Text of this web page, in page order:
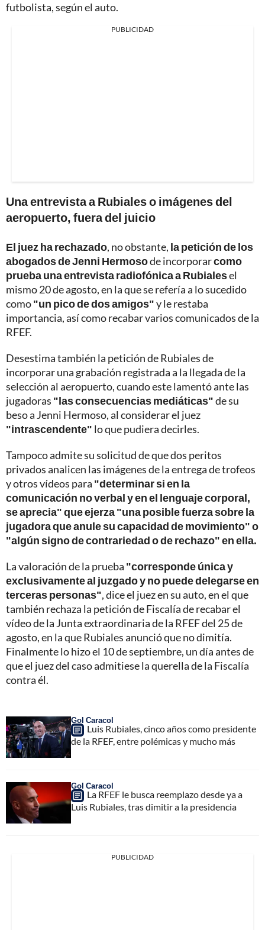
futbolista, según el auto.
PUBLICIDAD
Una entrevista a Rubiales o imágenes del
aeropuerto, fuera del juicio
El juez ha rechazado, no obstante, la petición de los
abogados de Jenni Hermosode incorporarcomo
prueba una entrevista radiofónica a Rubialesel
mismo 20 de agosto, en la que se refería a lo sucedido
como"un pico de dos amigos"y le restaba
importancia, así como recabar varios comunicados de la
RFEF.
Desestima también la petición de Rubiales de
incorporar una grabación registrada a la llegada de la
selección al aeropuerto, cuando este lamentó ante las
jugadoras "las consecuencias mediáticas"de su
beso a Jenni Hermoso, al considerar el juez
"intrascendente" lo que pudiera decirles.
Tampoco admite su solicitud de que dos peritos
privados analicen las imágenes de la entrega de trofeos
y otros vídeos para "determinar si en la
comunicación no verbal y en el lenguaje corporal,
se aprecia" que ejerza "una posible fuerza sobre la
jugadora que anule su capacidad de movimiento" o
"algún signo de contrariedad o de rechazo" en ella.
La valoración de la prueba "corresponde única y
exclusivamente al juzgado y no puede delegarse en
terceras personas", dice el juez en su auto, en el que
también rechaza la petición de Fiscalía de recabar el
vídeo de la Junta extraordinaria de la RFEF del 25 de
agosto, en la que Rubiales anunció que no dimitía.
Finalmente lo hizo el 10 de septiembre, un día antes de
que el juez del caso admitiese la querella de la Fiscalía
contra él.
Gol Caracol
Luis Rubiales, cinco años como presidente
de la RFEF, entre polémicas y mucho más
Gol Caracol
La RFEF le busca reemplazo desde ya a
Luis Rubiales, tras dimitir a la presidencia
PUBLICIDAD